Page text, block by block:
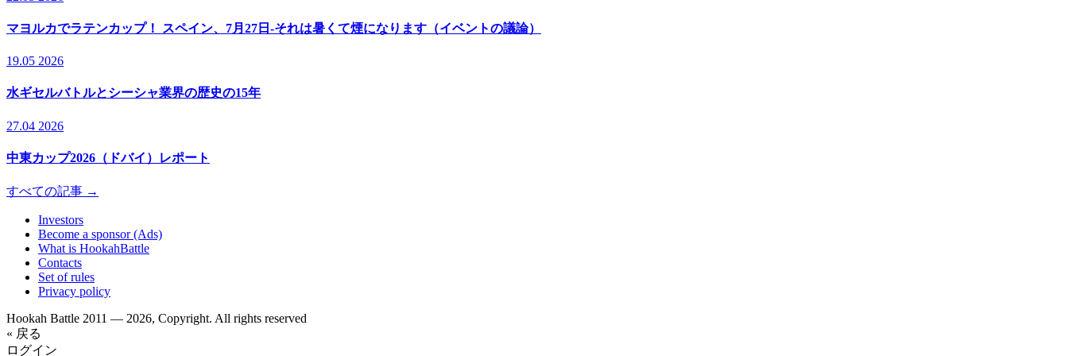
マヨルカでラテンカップ！ スペイン、7月27日-それは暑くて煙になります（イベントの議論）
19.05 2026
水ギセルバトルとシーシャ業界の歴史の15年
27.04 2026
中東カップ2026（ドバイ）レポート
すべての記事 →
Investors
Become a sponsor (Ads)
What is HookahBattle
Contacts
Set of rules
Privacy policy
Hookah Battle 2011 — 2026, Copyright. All rights reserved
« 戻る
ログイン